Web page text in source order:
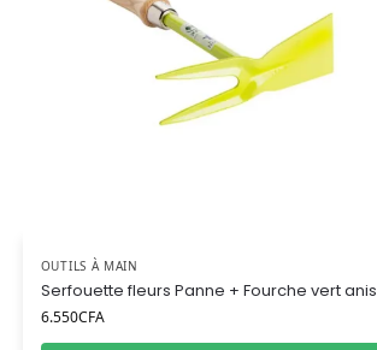
OUTILS À MAIN
Serfouette fleurs Panne + Fourche vert anis
6.550CFA